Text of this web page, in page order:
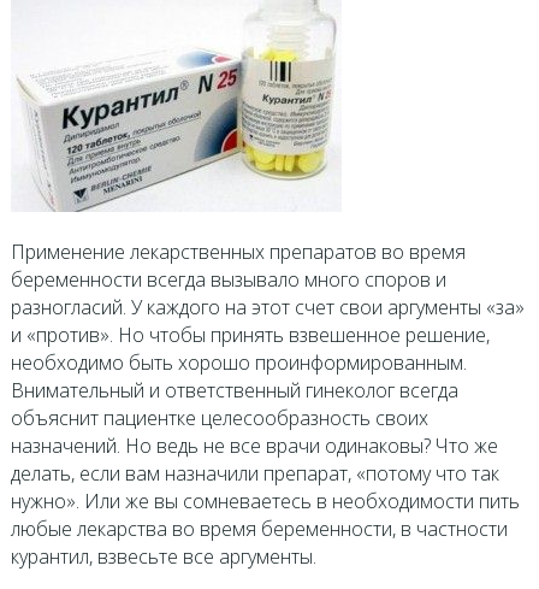
Применение лекарственных препаратов во время
беременности всегда вызывало много споров и
разногласий. У каждого на этот счет свои аргументы «за»
и «против». Но чтобы принять взвешенное решение,
необходимо быть хорошо проинформированным.
Внимательный и ответственный гинеколог всегда
объяснит пациентке целесообразность своих
назначений. Но ведь не все врачи одинаковы? Что же
делать, если вам назначили препарат, «потому что так
нужно». Или же вы сомневаетесь в необходимости пить
любые лекарства во время беременности, в частности
курантил, взвесьте все аргументы.